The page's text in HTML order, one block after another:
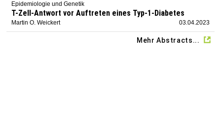
Epidemiologie und Genetik
T-Zell-Antwort vor Auftreten eines Typ-1-Diabetes
Martin O. Weickert 03.04.2023
Mehr Abstracts...